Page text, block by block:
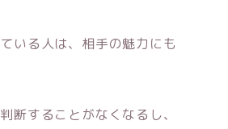
いる人は、相手の魅力にも
断することがなくなるし、